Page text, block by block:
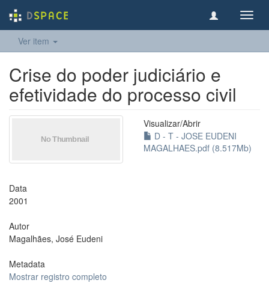
Ver item
Crise do poder judiciário e
efetividade do processo civil
Visualizar/Abrir
D - T - JOSE EUDENI
MAGALHAES.pdf (8.517Mb)
Data
2001
Autor
Magalhães, José Eudeni
Metadata
Mostrar registro completo